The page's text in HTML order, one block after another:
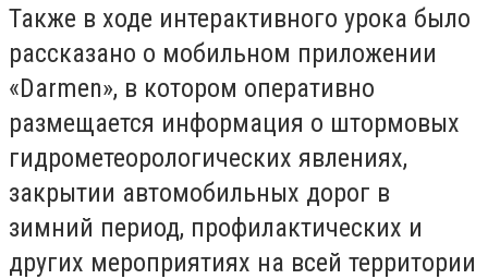
Также в ходе интерактивного урока было
рассказано о мобильном приложении
«Darmen», в котором оперативно
размещается информация о штормовых
гидрометеорологических явлениях,
закрытии автомобильных дорог в
зимний период, профилактических и
других мероприятиях на всей территории